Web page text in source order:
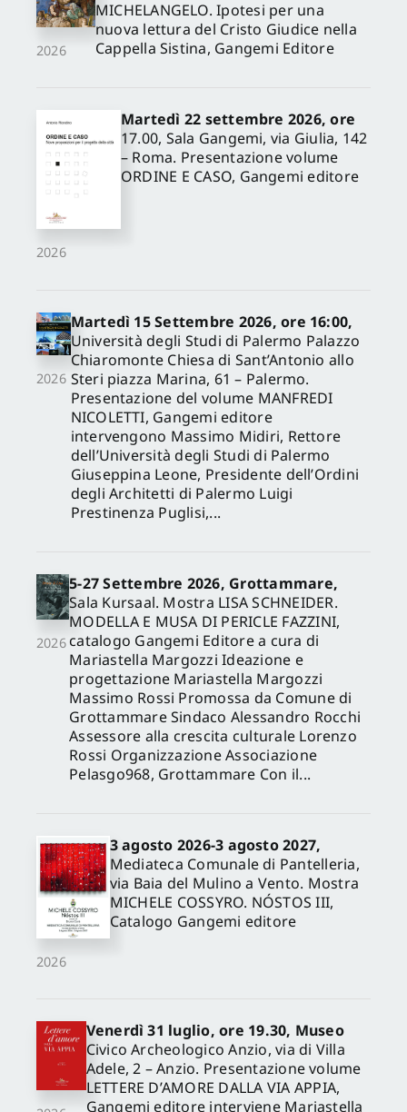
2026
MICHELANGELO. Ipotesi per una
nuova lettura del Cristo Giudice nella
Cappella Sistina, Gangemi Editore
2026
Martedì 22 settembre 2026, ore
17.00, Sala Gangemi, via Giulia, 142
– Roma. Presentazione volume
ORDINE E CASO, Gangemi editore
2026
Martedì 15 Settembre 2026, ore 16:00,
Università degli Studi di Palermo Palazzo
Chiaromonte Chiesa di Sant’Antonio allo
Steri piazza Marina, 61 – Palermo.
Presentazione del volume MANFREDI
NICOLETTI, Gangemi editore
intervengono Massimo Midiri, Rettore
dell’Università degli Studi di Palermo
Giuseppina Leone, Presidente dell’Ordini
degli Architetti di Palermo Luigi
Prestinenza Puglisi,...
2026
5-27 Settembre 2026, Grottammare,
Sala Kursaal. Mostra LISA SCHNEIDER.
MODELLA E MUSA DI PERICLE FAZZINI,
catalogo Gangemi Editore a cura di
Mariastella Margozzi Ideazione e
progettazione Mariastella Margozzi
Massimo Rossi Promossa da Comune di
Grottammare Sindaco Alessandro Rocchi
Assessore alla crescita culturale Lorenzo
Rossi Organizzazione Associazione
Pelasgo968, Grottammare Con il...
2026
3 agosto 2026-3 agosto 2027,
Mediateca Comunale di Pantelleria,
via Baia del Mulino a Vento. Mostra
MICHELE COSSYRO. NÓSTOS III,
Catalogo Gangemi editore
Venerdì 31 luglio, ore 19.30, Museo
Civico Archeologico Anzio, via di Villa
Adele, 2 – Anzio. Presentazione volume
LETTERE D’AMORE DALLA VIA APPIA,
Gangemi editore interviene Mariastella